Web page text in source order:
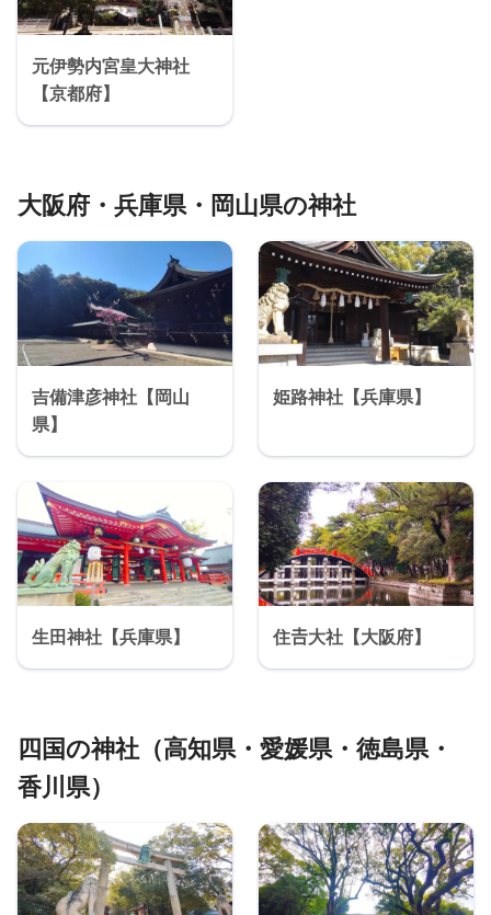
元伊勢内宮皇大神社
【京都府】
大阪府・兵庫県・岡山県の神社
吉備津彦神社【岡山
県】
姫路神社【兵庫県】
生田神社【兵庫県】 住𠮷大社【大阪府】
四国の神社（高知県・愛媛県・徳島県・
香川県）